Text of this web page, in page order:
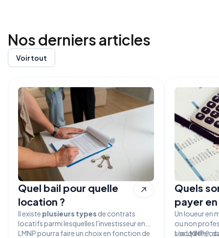
Nos derniersarticles
Voir tout
Quel bail pour quelle
location ?
Il existe plusieurs types de contrats
locatifs parmi lesquelles l'investisseur en
LMNP pourra faire un choix en fonction de
Quels
payer en
Un loueur en
ou non
s’acquitter,
Les LMNP